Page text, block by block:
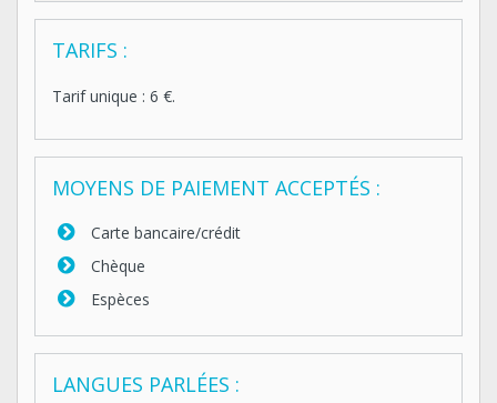
TARIFS :
Tarif unique : 6 €.
MOYENS DE PAIEMENT ACCEPTÉS :
Carte bancaire/crédit
Chèque
Espèces
LANGUES PARLÉES :